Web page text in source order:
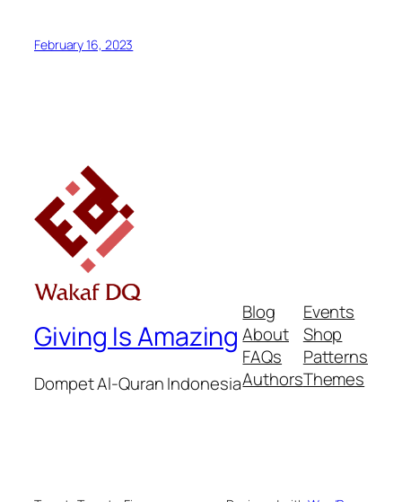
February 16, 2023
Giving Is Amazing
Dompet Al-Quran Indonesia
Blog
About
FAQs
Authors
Events
Shop
Patterns
Themes